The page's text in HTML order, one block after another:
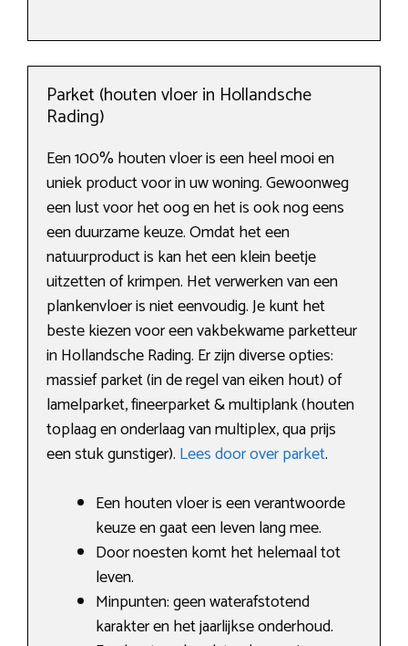
Parket (houten vloer in Hollandsche
Rading)
Een 100% houten vloer is een heel mooi en
uniek product voor in uw woning. Gewoonweg
een lust voor het oog en het is ook nog eens
een duurzame keuze. Omdat het een
natuurproduct is kan het een klein beetje
uitzetten of krimpen. Het verwerken van een
plankenvloer is niet eenvoudig. Je kunt het
beste kiezen voor een vakbekwame parketteur
in Hollandsche Rading. Er zijn diverse opties:
massief parket (in de regel van eiken hout) of
lamelparket, fineerparket & multiplank (houten
toplaag en onderlaag van multiplex, qua prijs
een stuk gunstiger). Lees door over parket.
Een houten vloer is een verantwoorde
keuze en gaat een leven lang mee.
Door noesten komt het helemaal tot
leven.
Minpunten: geen waterafstotend
karakter en het jaarlijkse onderhoud.